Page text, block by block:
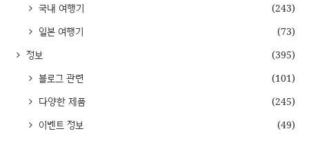
국내 여행기
(243)
일본 여행기
(73)
정보
(395)
블로그 관련
(101)
다양한 제품
(245)
이벤트 정보
(49)